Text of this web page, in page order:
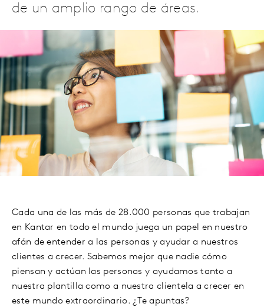
de un amplio rango de áreas.
Cada una de las más de 28.000 personas que trabajan
en Kantar en todo el mundo juega un papel en nuestro
afán de entender a las personas y ayudar a nuestros
clientes a crecer. Sabemos mejor que nadie cómo
piensan y actúan las personas y ayudamos tanto a
nuestra plantilla como a nuestra clientela a crecer en
este mundo extraordinario. ¿Te apuntas?